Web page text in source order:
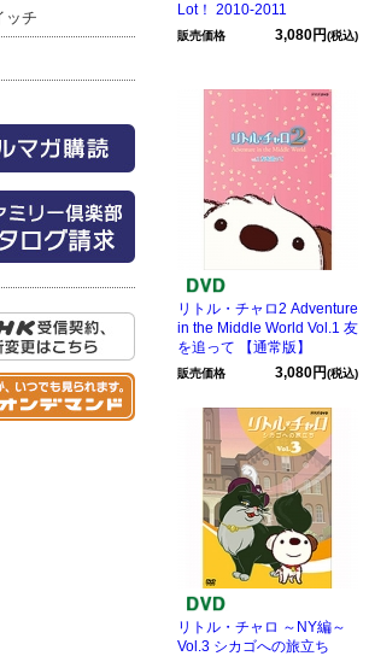
ッチ
Lot！ 2010-2011
販売価格 3,080円(税込)
リトル・チャロ2 Adventure
in the Middle World Vol.1 友
を追って 【通常版】
販売価格 3,080円(税込)
リトル・チャロ ～NY編～
Vol.3 シカゴへの旅立ち